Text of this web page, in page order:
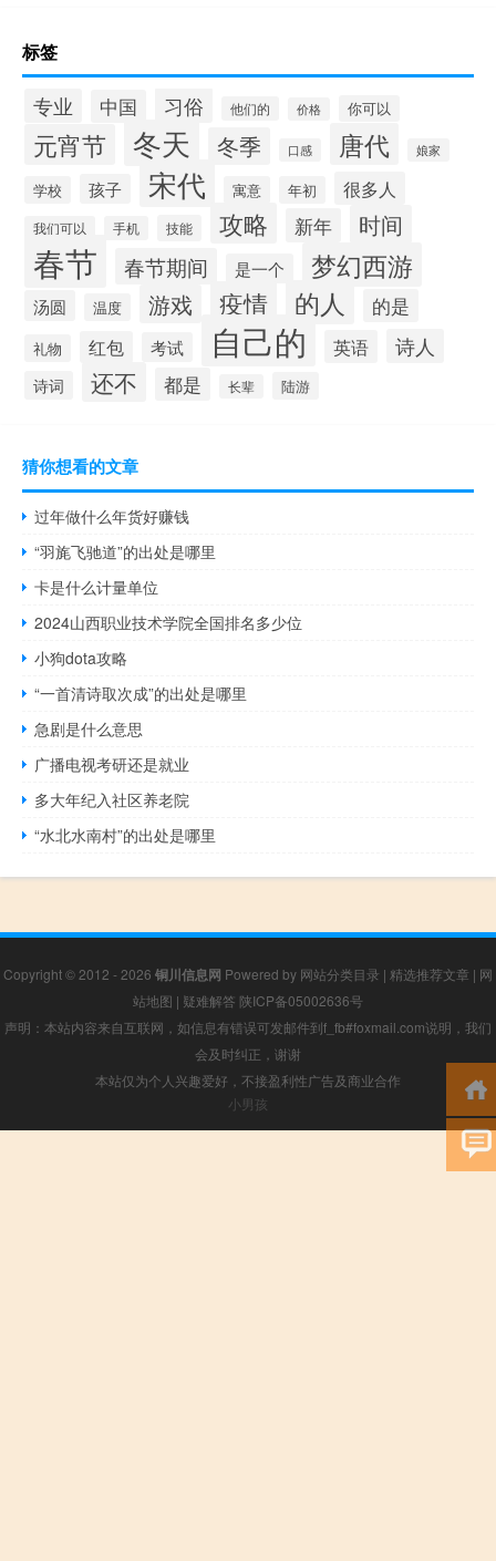
标签
专业 中国 习俗 他们的 价格 你可以
元宵节 冬天 冬季 口感 唐代 娘家
学校 孩子 宋代 寓意 年初 很多人
我们可以 手机 技能 攻略 新年 时间
春节 春节期间 是一个 梦幻西游
汤圆 温度 游戏 疫情 的人 的是
礼物 红包 考试 自己的 英语 诗人
诗词 还不 都是 长辈 陆游
猜你想看的文章
过年做什么年货好赚钱
“羽旄飞驰道”的出处是哪里
卡是什么计量单位
2024山西职业技术学院全国排名多少位
小狗dota攻略
“一首清诗取次成”的出处是哪里
急剧是什么意思
广播电视考研还是就业
多大年纪入社区养老院
“水北水南村”的出处是哪里
Copyright © 2012 - 2026 铜川信息网 Powered by 网站分类目录 | 精选推荐文章 | 网
站地图 | 疑难解答 陕ICP备05002636号
声明：本站内容来自互联网，如信息有错误可发邮件到f_fb#foxmail.com说明，我们
会及时纠正，谢谢
本站仅为个人兴趣爱好，不接盈利性广告及商业合作
小男孩